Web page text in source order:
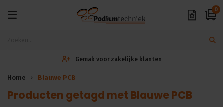
0
Gemak voor zakelijke klanten
Home Blauwe PCB
Producten getagd met Blauwe PCB